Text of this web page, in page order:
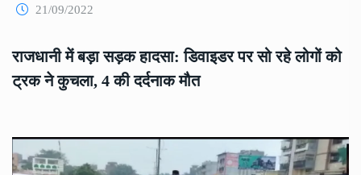
21/09/2022
राजधानी में बड़ा सड़क हादसा: डिवाइडर पर सो रहे लोगों को
ट्रक ने कुचला, 4 की दर्दनाक मौत